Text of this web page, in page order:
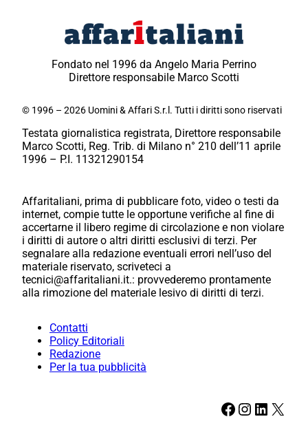
Fondato nel 1996 da Angelo Maria Perrino
Direttore responsabile Marco Scotti
© 1996 – 2026 Uomini & Affari S.r.l. Tutti i diritti sono riservati
Testata giornalistica registrata, Direttore responsabile
Marco Scotti, Reg. Trib. di Milano n° 210 dell’11 aprile
1996 – P.I. 11321290154
Affaritaliani, prima di pubblicare foto, video o testi da
internet, compie tutte le opportune verifiche al fine di
accertarne il libero regime di circolazione e non violare
i diritti di autore o altri diritti esclusivi di terzi. Per
segnalare alla redazione eventuali errori nell’uso del
materiale riservato, scriveteci a
tecnici@affaritaliani.it.: provvederemo prontamente
alla rimozione del materiale lesivo di diritti di terzi.
Contatti
Policy Editoriali
Redazione
Per la tua pubblicità
Facebook Instagram LinkedIn X